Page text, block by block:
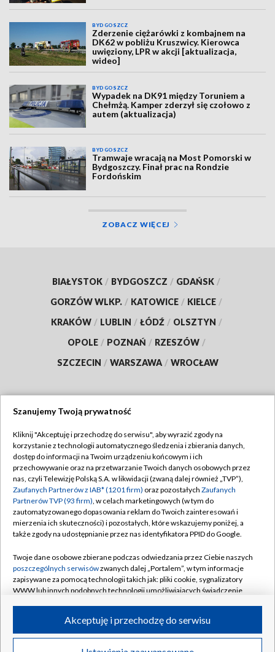
BYDGOSZCZ
Zderzenie ciężarówki z kombajnem na
DK62 w pobliżu Kruszwicy. Kierowca
uwięziony, LPR w akcji [aktualizacja,
wideo]
BYDGOSZCZ
Wypadek na DK91 między Toruniem a
Chełmżą. Kamper zderzył się czołowo z
autem (aktualizacja)
BYDGOSZCZ
Tramwaje wracają na Most Pomorski w
Bydgoszczy. Finał prac na Rondzie
Fordońskim
ZOBACZ WIĘCEJ
BIAŁYSTOK / BYDGOSZCZ / GDAŃSK /
GORZÓW WLKP. / KATOWICE / KIELCE /
KRAKÓW / LUBLIN / ŁÓDŹ / OLSZTYN /
OPOLE / POZNAŃ / RZESZÓW /
SZCZECIN / WARSZAWA / WROCŁAW
TVP
Abonament TVP
Emisja w TVP
Centrum informacji TVP
Naziemna Telewizja Cyfrowa
Rada Programowa
System NOS
Informacje o nadawcy
Program dla prasy
Regulamin TVP
Polityka prywatności
Moje zgody
Pomoc
Kontakt
Kanały
©2026 Telewizja Polska S.A. w likwidacji
Szanujemy Twoją prywatność
Kliknij "Akceptuję i przechodzę do serwisu", aby wyrazić zgody na
korzystanie z technologii automatycznego śledzenia i zbierania danych,
dostęp do informacji na Twoim urządzeniu końcowym i ich
przechowywanie oraz na przetwarzanie Twoich danych osobowych przez
nas, czyli Telewizję Polską S.A. w likwidacji (zwaną dalej również „TVP”),
Zaufanych Partnerów z IAB* (1201 firm) oraz pozostałych Zaufanych
Partnerów TVP (93 firm), w celach marketingowych (w tym do
zautomatyzowanego dopasowania reklam do Twoich zainteresowań i
mierzenia ich skuteczności) i pozostałych, które wskazujemy poniżej, a
także zgody na udostępnianie przez nas identyfikatora PPID do Google.
Twoje dane osobowe zbierane podczas odwiedzania przez Ciebie naszych
poszczególnych serwisówzwanych dalej „Portalem”, w tym informacje
zapisywane za pomocą technologii takich jak: pliki cookie, sygnalizatory
WWW lub innych podobnych technologii umożliwiających świadczenie
ruchu w Internecie.
Twoje dane osobowe zbierane podczas odwiedzania przez Ciebie
Akceptuję i przechodzę do serwisu